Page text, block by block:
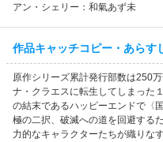
アン・シェリー：和氣あず未
作品キャッチコピー・あらす
原作シリーズ累計発行部数は250
ナ・クラエスに転生してしまった
の結末であるハッピーエンドで〈
極の二択、破滅への道を回避する
力的なキャラクターたちが織りな